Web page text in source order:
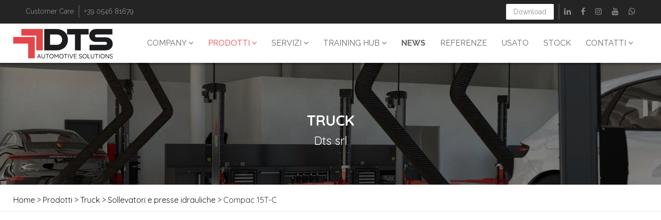
Customer Care +39 0546 81679 Download
COMPANY PRODOTTI SERVIZI TRAINING HUB NEWS REFERENZE USATO STOCK CONTATTI
TRUCK
Dts srl
Home > Prodotti > Truck > Sollevatori e presse idrauliche > Compac 15T-C